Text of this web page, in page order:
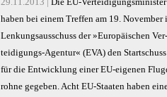
ha­ben bei ei­nem Tref­fen am 19. No­vem­ber
Len­kungs­aus­schuss der »Eu­ro­päi­schen Ver­
tei­di­gungs-Agen­tur« (EVA) den Start­schuss
für die Ent­wick­lung ei­ner EU-ei­ge­nen
roh­ne ge­ge­ben. Acht EU-Staa­ten ha­ben